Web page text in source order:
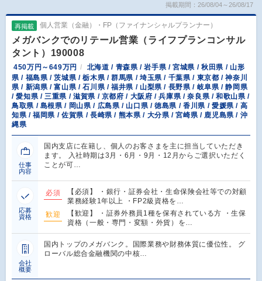
掲載期間：26/08/04～26/08/17
再掲載 個人営業（金融）・FP（ファイナンシャルプランナー）
メガバンクでのリテール営業（ライフプランコンサル
タント）190008
450万円～649万円
北海道 / 青森県 / 岩手県 / 宮城県 / 秋田県 / 山形
県 / 福島県 / 茨城県 / 栃木県 / 群馬県 / 埼玉県 / 千葉県 / 東京都 / 神奈川
県 / 新潟県 / 富山県 / 石川県 / 福井県 / 山梨県 / 長野県 / 岐阜県 / 静岡県
/ 愛知県 / 三重県 / 滋賀県 / 京都府 / 大阪府 / 兵庫県 / 奈良県 / 和歌山県 /
鳥取県 / 島根県 / 岡山県 / 広島県 / 山口県 / 徳島県 / 香川県 / 愛媛県 / 高
知県 / 福岡県 / 佐賀県 / 長崎県 / 熊本県 / 大分県 / 宮崎県 / 鹿児島県 / 沖
縄県
仕事
内容
国内支店に在籍し、個人のお客さまを主に担当していただき
ます。 入社時期は3月・6月・9月・12月からご選択いただく
ことが可…
応募
資格
必須
【必須】 ・銀行・証券会社・生命保険会社等での対顧
業務経験1年以上 ・FP2級資格を…
歓迎
【歓迎】 ・証券外務員1種を保有されている方 ・生保
資格（一般・専門・変額・外貨）を…
会社
概要
国内トップのメガバンク。国際業務や財務体質に優位性。 グ
ローバル総合金融機関の中核…